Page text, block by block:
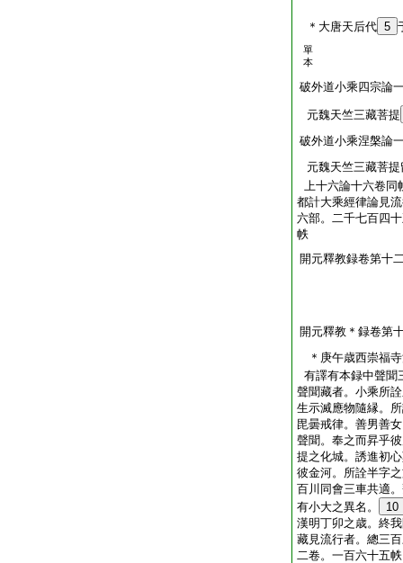
＊大唐天后代 5
單
本
破外道小乘四宗論
元魏天竺三藏菩提
破外道小乘涅槃論
元魏天竺三藏菩提
上十六論十六卷同
都計大乘經律論見
六部。二千七百四
帙
開元釋教録卷第十
開元釋教＊録卷第
＊庚午歳西崇福
有譯有本録中聲聞
聲聞藏者。小乘所
生示滅應物隨縁。
毘曇戒律。善男善
聲聞。奉之而昇乎
提之化城。誘進初
彼金河。所詮半字
百川同會三車共適
有小大之異名。
10
漢明丁卯之歳。終
藏見流行者。總三
二卷。一百六十五